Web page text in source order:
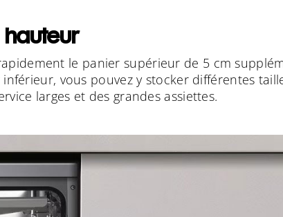
le panier supérieur de 5 cm
vous pouvez y stocker différentes
larges et des grandes assiettes.